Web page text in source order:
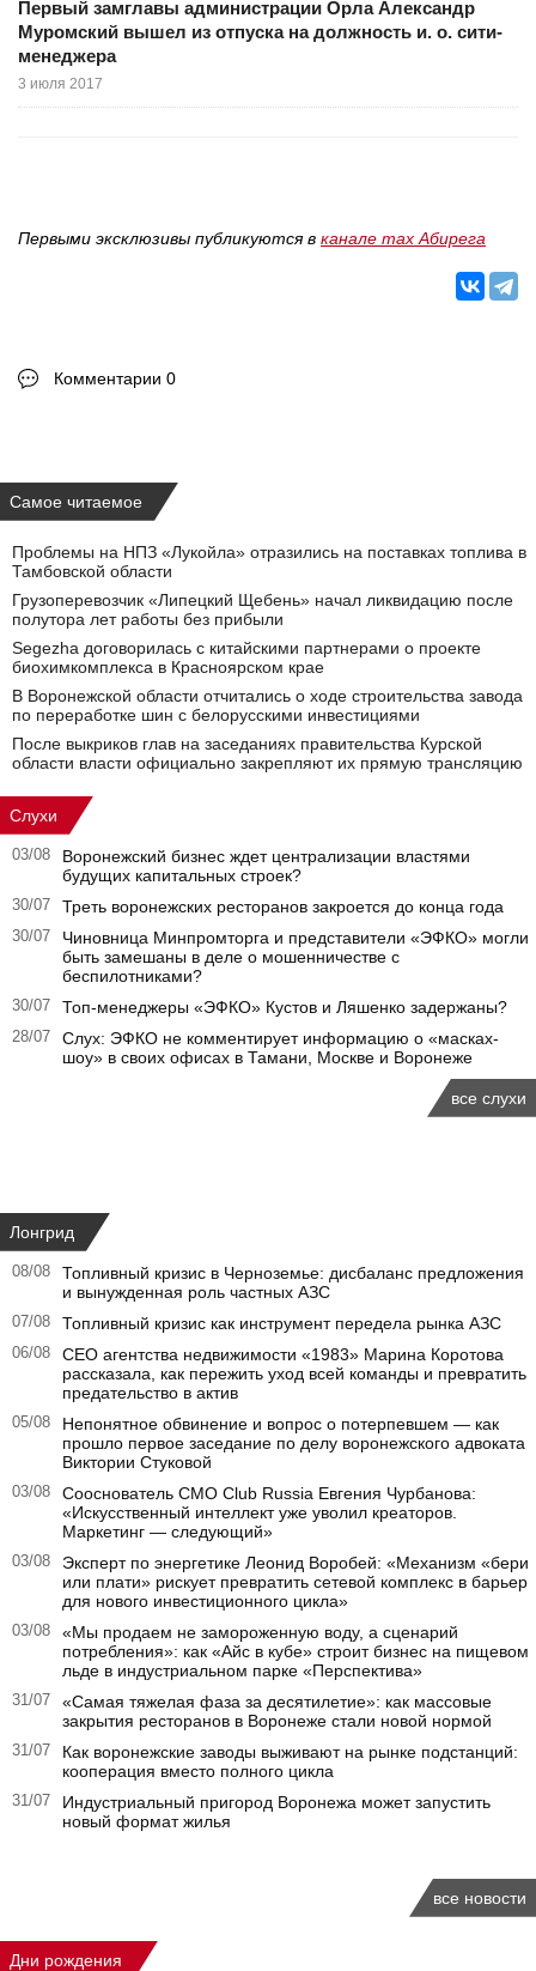
Первый замглавы администрации Орла Александр
Муромский вышел из отпуска на должность и. о. сити-
менеджера
3 июля 2017
Первыми эксклюзивы публикуются в канале max Абирега
Комментарии 0
Самое читаемое
Проблемы на НПЗ «Лукойла» отразились на поставках топлива в
Тамбовской области
Грузоперевозчик «Липецкий Щебень» начал ликвидацию после
полутора лет работы без прибыли
Segezha договорилась с китайскими партнерами о проекте
биохимкомплекса в Красноярском крае
В Воронежской области отчитались о ходе строительства завода
по переработке шин с белорусскими инвестициями
После выкриков глав на заседаниях правительства Курской
области власти официально закрепляют их прямую трансляцию
Слухи
03/08
Воронежский бизнес ждет централизации властями
будущих капитальных строек?
30/07 Треть воронежских ресторанов закроется до конца года
30/07
Чиновница Минпромторга и представители «ЭФКО» могли
быть замешаны в деле о мошенничестве с
беспилотниками?
30/07 Топ-менеджеры «ЭФКО» Кустов и Ляшенко задержаны?
28/07
Слух: ЭФКО не комментирует информацию о «масках-
шоу» в своих офисах в Тамани, Москве и Воронеже
все слухи
Лонгрид
08/08
Топливный кризис в Черноземье: дисбаланс предложения
и вынужденная роль частных АЗС
07/08 Топливный кризис как инструмент передела рынка АЗС
06/08
CEO агентства недвижимости «1983» Марина Коротова
рассказала, как пережить уход всей команды и превратить
предательство в актив
05/08
Непонятное обвинение и вопрос о потерпевшем — как
прошло первое заседание по делу воронежского адвоката
Виктории Стуковой
03/08
Сооснователь CMO Club Russia Евгения Чурбанова:
«Искусственный интеллект уже уволил креаторов.
Маркетинг — следующий»
03/08
Эксперт по энергетике Леонид Воробей: «Механизм «бери
или плати» рискует превратить сетевой комплекс в барьер
для нового инвестиционного цикла»
03/08
«Мы продаем не замороженную воду, а сценарий
потребления»: как «Айс в кубе» строит бизнес на пищевом
льде в индустриальном парке «Перспектива»
31/07
«Самая тяжелая фаза за десятилетие»: как массовые
закрытия ресторанов в Воронеже стали новой нормой
31/07
Как воронежские заводы выживают на рынке подстанций:
кооперация вместо полного цикла
31/07
Индустриальный пригород Воронежа может запустить
новый формат жилья
все новости
Дни рождения